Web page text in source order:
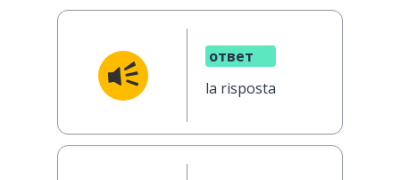
ответ
la risposta